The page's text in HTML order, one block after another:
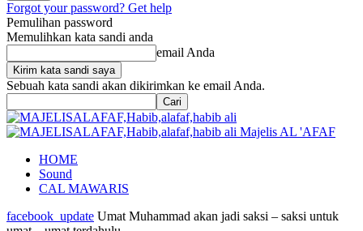
Forgot your password? Get help
Pemulihan password
Memulihkan kata sandi anda
email Anda
Sebuah kata sandi akan dikirimkan ke email Anda.
Majelis AL 'AFAF
HOME
Sound
CAL MAWARIS
facebook_update Umat Muhammad akan jadi saksi – saksi untuk